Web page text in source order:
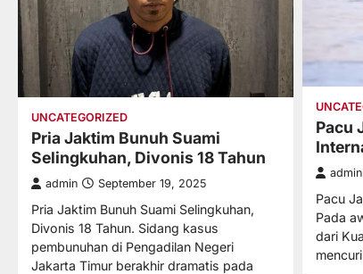
UNCATEGORIZED
Pria Jaktim Bunuh Suami
Selingkuhan, Divonis 18 Tahun
admin September 19, 2025
Pria Jaktim Bunuh Suami Selingkuhan,
Divonis 18 Tahun. Sidang kasus
pembunuhan di Pengadilan Negeri
Jakarta Timur berakhir dramatis pada
Pacu
admin
Pacu
Pada
dari